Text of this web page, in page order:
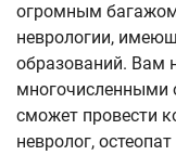
огромным багажом
неврологии,
образований. Вам
многочисленными
сможет провести
невролог,